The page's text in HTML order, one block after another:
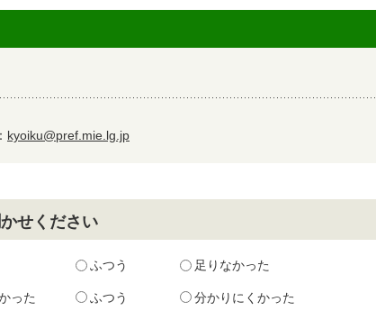
kyoiku@pref.mie.lg.jp
せください
ふつう 足りなかった
った ふつう 分かりにくかった